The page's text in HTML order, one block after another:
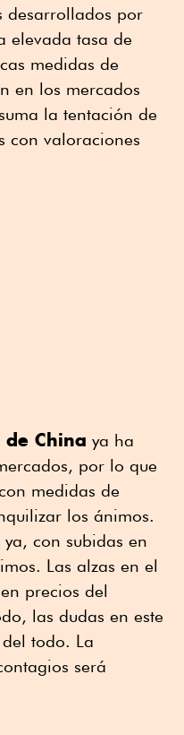
desarrollados por
elevada tasa de
medidas de
en los mercados
la tentación de
con valoraciones
de China ya ha
por lo que
medidas de
los ánimos.
con subidas en
Las alzas en el
precios del
las dudas en este
todo. La
será